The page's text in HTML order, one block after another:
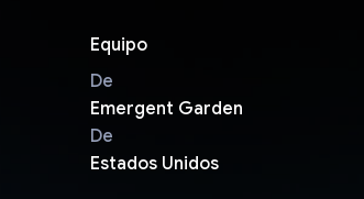
Equipo
De
Emergent Garden
De
Estados Unidos